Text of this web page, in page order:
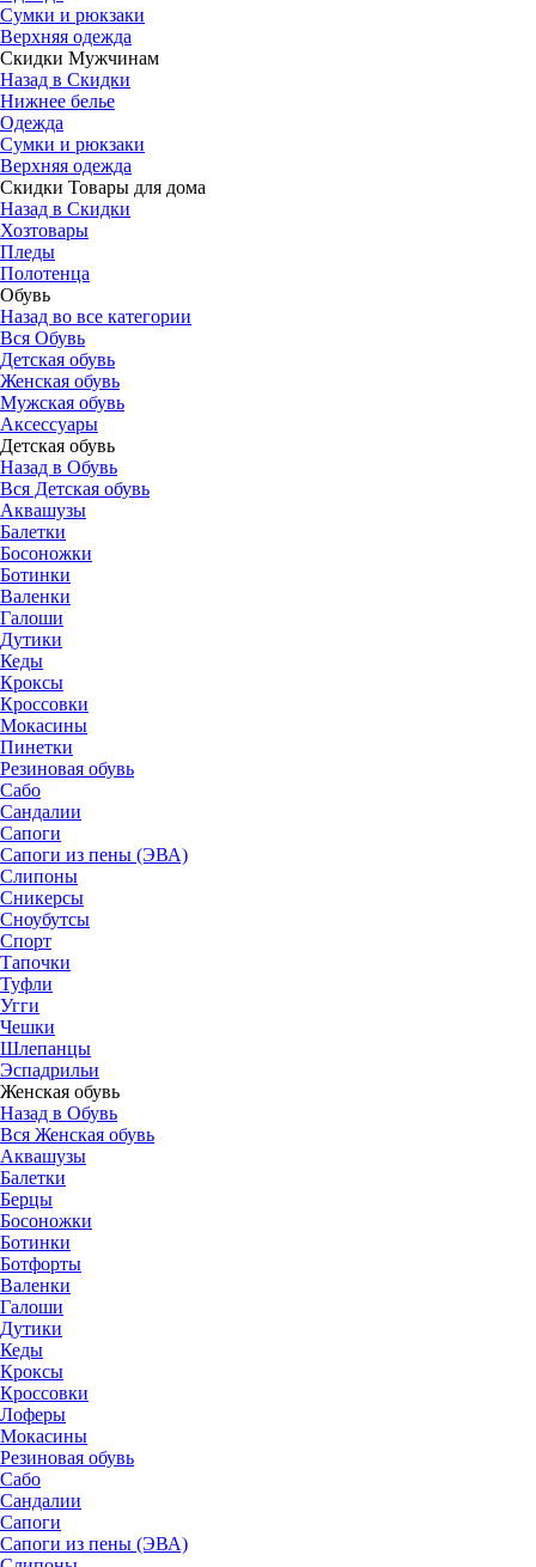
Сумки и рюкзаки
Верхняя одежда
Скидки Мужчинам
Назад в Скидки
Нижнее белье
Одежда
Сумки и рюкзаки
Верхняя одежда
Скидки Товары для дома
Назад в Скидки
Хозтовары
Пледы
Полотенца
Обувь
Назад во все категории
Вся Обувь
Детская обувь
Женская обувь
Мужская обувь
Аксессуары
Детская обувь
Назад в Обувь
Вся Детская обувь
Аквашузы
Балетки
Босоножки
Ботинки
Валенки
Галоши
Дутики
Кеды
Кроксы
Кроссовки
Мокасины
Пинетки
Резиновая обувь
Сабо
Сандалии
Сапоги
Сапоги из пены (ЭВА)
Слипоны
Сникерсы
Сноубутсы
Спорт
Тапочки
Туфли
Угги
Чешки
Шлепанцы
Эспадрильи
Женская обувь
Назад в Обувь
Вся Женская обувь
Аквашузы
Балетки
Берцы
Босоножки
Ботинки
Ботфорты
Валенки
Галоши
Дутики
Кеды
Кроксы
Кроссовки
Лоферы
Мокасины
Резиновая обувь
Сабо
Сандалии
Сапоги
Сапоги из пены (ЭВА)